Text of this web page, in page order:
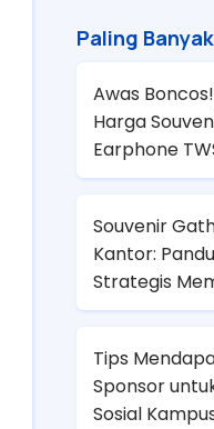
Paling
Awas
Harga
Earphone
Souvenir
Kantor:
Strategis
Anggaran,
Tips
Sponsor
Sosial